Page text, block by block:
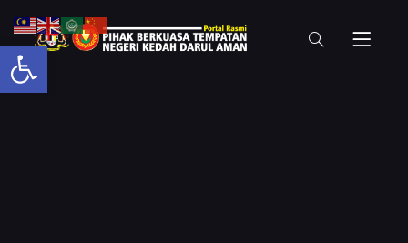
Open toolbar